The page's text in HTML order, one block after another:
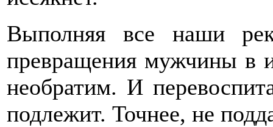
Выполняя все наши
превращения мужчины в
необратим. И
подлежит. Точнее, не